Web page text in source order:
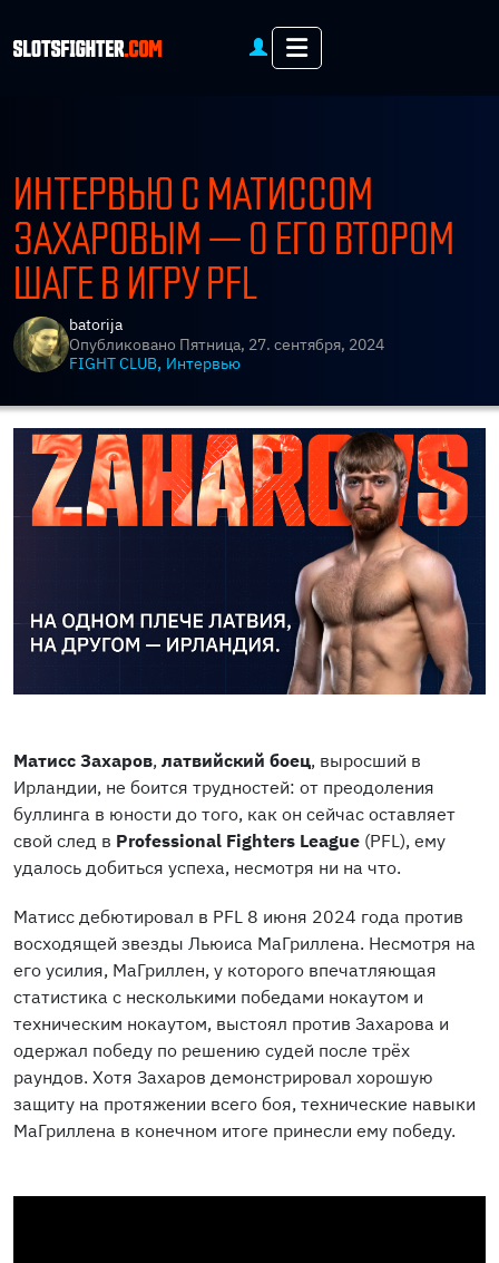
Menu
ИНТЕРВЬЮ С МАТИССОМ
ЗАХАРОВЫМ — О ЕГО ВТОРОМ
ШАГЕ В ИГРУ PFL
batorija
Опубликовано Пятница, 27. сентября, 2024
FIGHT CLUB, Интервью
Матисс Захаров, латвийский боец, выросший в
Ирландии, не боится трудностей: от преодоления
буллинга в юности до того, как он сейчас оставляет
свой след в Professional Fighters League (PFL), ему
удалось добиться успеха, несмотря ни на что.
Матисс дебютировал в PFL 8 июня 2024 года против
восходящей звезды Льюиса МаГриллена. Несмотря на
его усилия, МаГриллен, у которого впечатляющая
статистика с несколькими победами нокаутом и
техническим нокаутом, выстоял против Захарова и
одержал победу по решению судей после трёх
раундов. Хотя Захаров демонстрировал хорошую
защиту на протяжении всего боя, технические навыки
МаГриллена в конечном итоге принесли ему победу.